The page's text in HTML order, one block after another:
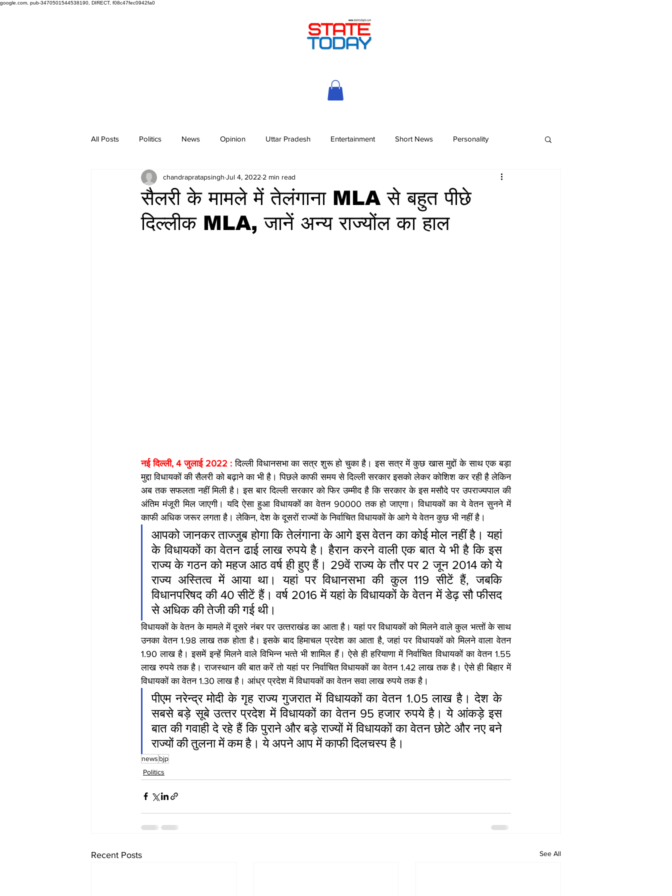
google.com, pub-3470501544538190, DIRECT, f08c47fec0942fa0
All Posts Politics News Opinion Uttar Pradesh Entertainment Short News Personality
सैलरी के मामले में तेलंगाना MLA से बहुत पीछे
दिल्लीक MLA, जानें अन्य राज्योंल का हाल
chandrapratapsingh Jul 4, 2022 2 min read
नई दिल्ली, 4 जुलाई 2022 : दिल्‍ली विधानसभा का सत्र शुरू हो चुका है। इस सत्र में कुछ खास मुद्दों के साथ एक बड़ा
मुद्दा विधायकों की सैलरी को बढ़ाने का भी है। पिछले काफी समय से दिल्‍ली सरकार इसको लेकर कोशिश कर रही है लेकिन
अब तक सफलता नहीं मिली है। इस बार दिल्‍ली सरकार को फिर उम्‍मीद है कि सरकार के इस मसौदे पर उपराज्यपाल की
अंतिम मंजूरी मिल जाएगी। यदि ऐसा हुआ विधायकों का वेतन 90000 तक हो जाएगा। विधायकों का ये वेतन सुनने में
काफी अधिक जरूर लगता है। लेकिन, देश के दूसरों राज्‍यों के निर्वाचित विधायकों के आगे ये वेतन कुछ भी नहीं है।
आपको जानकर ताज्‍जुब होगा कि तेलंगाना के आगे इस वेतन का कोई मोल नहीं है। यहां
के विधायकों का वेतन ढाई लाख रुपये है। हैरान करने वाली एक बात ये भी है कि इस
राज्‍य के गठन को महज आठ वर्ष ही हुए हैं। 29वें राज्‍य के तौर पर 2 जून 2014 को ये
राज्‍य अस्तित्‍व में आया था। यहां पर विधानसभा की कुल 119 सीटें हैं, जबकि
विधानपरिषद की 40 सीटें हैं। वर्ष 2016 में यहां के विधायकों के वेतन में डेढ़ सौ फीसद
से अधिक की तेजी की गई थी।
विधायकों के वेतन के मामले में दूसरे नंबर पर उत्‍तराखंड का आता है। यहां पर विधायकों को मिलने वाले कुल भत्‍तों के साथ
उनका वेतन 1.98 लाख तक होता है। इसके बाद हिमाचल प्रदेश का आता है, जहां पर विधायकों को मिलने वाला वेतन
1.90 लाख है। इसमें इन्‍हें मिलने वाले विभिन्‍न भत्‍ते भी शामिल हैं। ऐसे ही हरियाणा में निर्वाचित विधायकों का वेतन 1.55
लाख रुपये तक है। राजस्‍थान की बात करें तो यहां पर निर्वाचित विधायकों का वेतन 1.42 लाख तक है। ऐसे ही बिहार में
विधायकों का वेतन 1.30 लाख है। आंध्र प्रदेश में विधायकों का वेतन सवा लाख रुपये तक है।
पीएम नरेन्‍द्र मोदी के गृह राज्‍य गुजरात में विधायकों का वेतन 1.05 लाख है। देश के
सबसे बड़े सूबे उत्‍तर प्रदेश में विधायकों का वेतन 95 हजार रुपये है। ये आंकड़े इस
बात की गवाही दे रहे हैं कि पुराने और बड़े राज्‍यों में विधायकों का वेतन छोटे और नए बने
राज्‍यों की तुलना में कम है। ये अपने आप में काफी दिलचस्‍प है।
news bjp
Politics
Recent Posts See All